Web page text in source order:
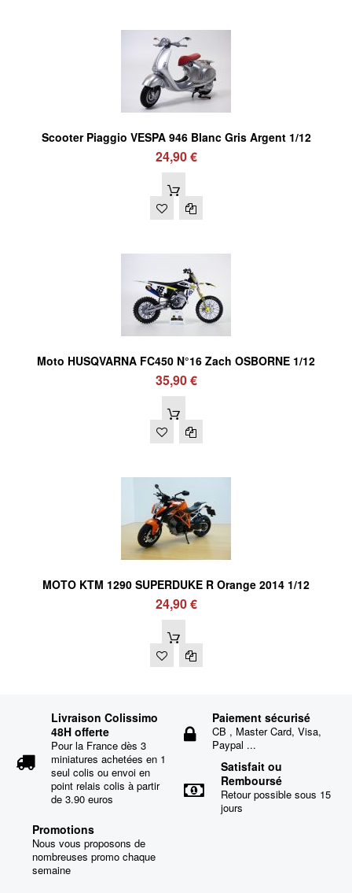
Scooter Piaggio VESPA 946 Blanc Gris Argent 1/12
24,90 €
Moto HUSQVARNA FC450 N°16 Zach OSBORNE 1/12
35,90 €
MOTO KTM 1290 SUPERDUKE R Orange 2014 1/12
24,90 €
Livraison Colissimo
48H offerte
Pour la France dès 3
miniatures achetées en 1
seul colis ou envoi en
point relais colis à partir
de 3.90 euros
Paiement sécurisé
CB , Master Card, Visa,
Paypal ...
Satisfait ou
Remboursé
Retour possible sous 15
jours
Promotions
Nous vous proposons de
nombreuses promo chaque
semaine